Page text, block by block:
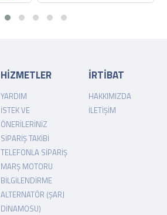
HİZMETLER
YARDIM
İSTEK VE
ÖNERILERINIZ
SIPARIŞ TAKIBI
TELEFONLA SIPARIŞ
MARŞ MOTORU
BILGILENDIRME
ALTERNATÖR (ŞARJ
DINAMOSU)
İRTİBAT
HAKKIMIZDA
İLETIŞIM